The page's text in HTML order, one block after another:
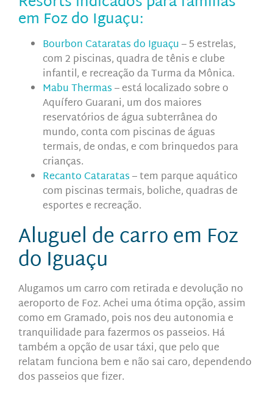
em Foz do Iguaçu:
Bourbon Cataratas do Iguaçu– 5 estrelas,
com 2 piscinas, quadra de tênis e clube
infantil, e recreação da Turma da Mônica.
Mabu Thermas– está localizado sobre o
Aquífero Guarani, um dos maiores
reservatórios de água subterrânea do
mundo, conta com piscinas de águas
termais, de ondas, e com brinquedos para
crianças.
Recanto Cataratas– tem parque aquático
com piscinas termais, boliche, quadras de
esportes e recreação.
Aluguel de carro em Foz
do Iguaçu
Alugamos um carro com retirada e devolução no
aeroporto de Foz. Achei uma ótima opção, assim
como em Gramado, pois nos deu autonomia e
tranquilidade para fazermos os passeios. Há
também a opção de usar táxi, que pelo que
relatam funciona bem e não sai caro, dependendo
dos passeios que fizer.